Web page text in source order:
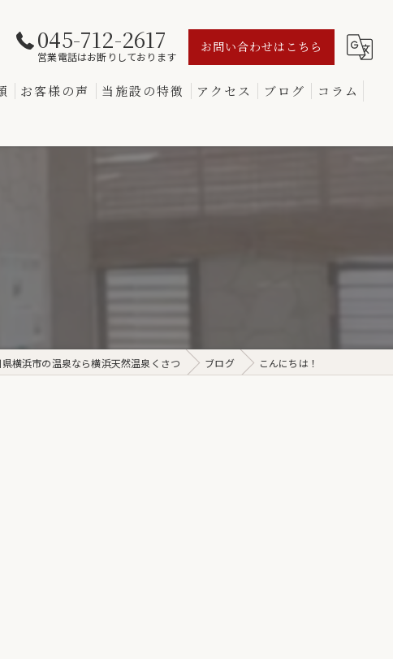
045-712-2617
営業電話はお断りしております
お問い合わせはこちら
お客様の声 当施設の特徴
源泉
アクセス ブログ コラム
横浜市の温泉なら横浜天然温泉くさつ ブログ こんにちは！